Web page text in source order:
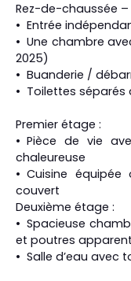
Rez-de-chaussée
Entrée
Une chambre
2025)
Buanderie /
Toilettes
Premier étage :
Pièce de vie
chaleureuse
Cuisine
couvert
Deuxième étage :
Spacieuse
et poutres
Salle d’eau avec